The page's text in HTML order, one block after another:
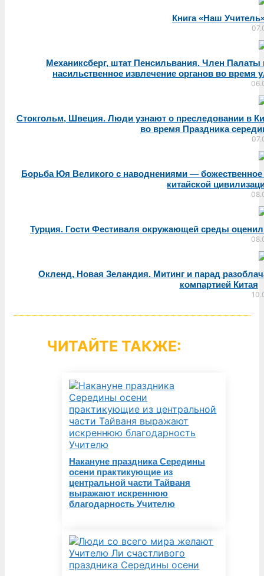
Книга «Наш
Механиксберг, штат Пенсильвания. Член
насильственное извлечение органов во время
Стокгольм, Швеция. Люди узнают о преследовании в
во время Праздника
Борьба Юя Великого с наводнениями —
китайской
Турция. Гости Фестиваля окружающей среды
Окленд, Новая Зеландия. Митинг и парад
компартией Китая
ЧИТАЙТЕ ТАКЖЕ:
Накануне праздника Середины
осени практикующие из
центральной части Тайваня
выражают искреннюю
благодарность Учителю